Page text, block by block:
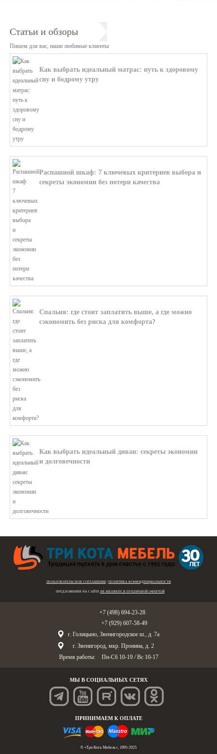
Статьи и обзоры
Пишем для вас, наши любимые клиенты
Как выбрать идеальный матрас: путь к здоровому
сну и бодрому утру
Распашной шкаф: 7 ключевых критериев выбора и
секреты экономии без потери качества
Спальня: где стоит заплатить выше, а где можно
сэкономить без риска для комфорта?
Как выбрать идеальный диван: секреты экономии
и долговечности
ПОЛЬЗОВАТЕЛЬСКОЕ СОГЛАШЕНИЕ| ПОЛИТИКА КОНФИДЕНЦИАЛЬНОСТИ
ПРЕДЛОЖЕНИЯ НА САЙТЕ НЕ ЯВЛЯЮТСЯ ПУБЛИЧНОЙ ОФЕРТОЙ
+7 (498) 694-23-28
+7 (929) 607-58-49
г. Голицыно, Звенигородское ш., д. 7а
г. Звенигород, мкр. Пронина, д. 2
Время работы:
Пн-Сб 10-19 / Вс 10-17
МЫ В СОЦИАЛЬНЫХ СЕТЯХ
ПРИНИМАЕМ К ОПЛАТЕ
© «Три Кота Мебель», 1995-2025